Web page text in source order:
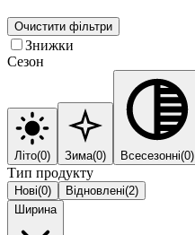
Очистити фільтри
Знижки
Сезон
Літо(0) Зима(0) Всесезонні(0)
Тип продукту
Нові(0) Відновлені(2)
Ширина